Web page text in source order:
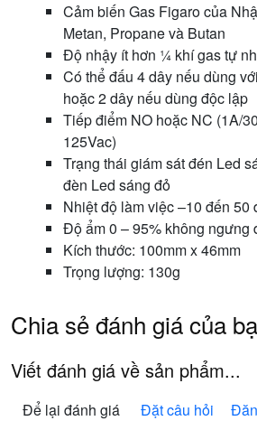
Cảm biến Gas Figaro của
Metan, Propane và Butan
Độ nhậy ít hơn ¼ khí gas tự
Có thể đấu 4 dây nếu dùng
hoặc 2 dây nếu dùng độc lập
Tiếp điểm NO hoặc NC (1A/
125Vac)
Trạng thái giám sát đén Led
đèn Led sáng đỏ
Nhiệt độ làm việc –10 đến 50
Độ ẩm 0 – 95% không ngưng
Kích thước: 100mm x 46mm
Trọng lượng: 130g
Chia sẻ đánh giá của
Viết đánh giá về sản phẩm...
Để lại đánh giá Đặt câu hỏi